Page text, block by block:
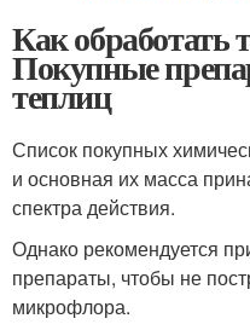
Как обработать
Покупные
теплиц
Список покупных
и основная их масса
спектра действия.
Однако рекомендуется
препараты, чтобы не
микрофлора.